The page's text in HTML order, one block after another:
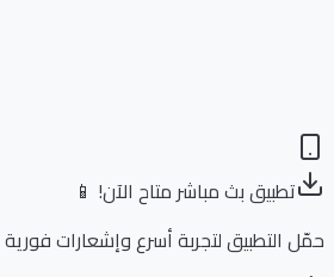
تطبيق بث مباشر متاح الآن! 📱
التطبيق لتجربة أسرع وإشعارات فورية